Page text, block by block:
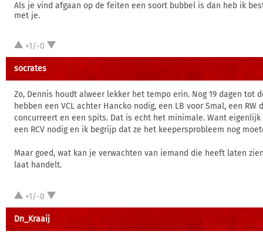
Als je vind afgaan op de feiten een soort bubbel is dan heb ik
met je.
+1/-0
socrates
Zo, Dennis houdt alweer lekker het tempo erin. Nog 19 dagen tot
hebben een VCL achter Hancko nodig, een LB voor Smal, een RW
concurreert en een spits. Dat is echt het minimale. Want eigenlijk
een RCV nodig en ik begrijp dat ze het keepersprobleem nog
Maar goed, wat kan je verwachten van iemand die heeft laten
laat handelt.
+1/-0
Dn_Kraaij